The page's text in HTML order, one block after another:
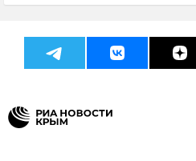
Новости ГИБДД